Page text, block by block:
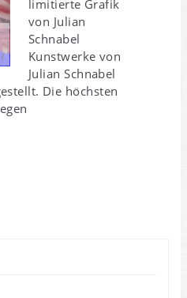
limitierte Grafik
von Julian
Schnabel
Kunstwerke von
Julian Schnabel
Die höchsten